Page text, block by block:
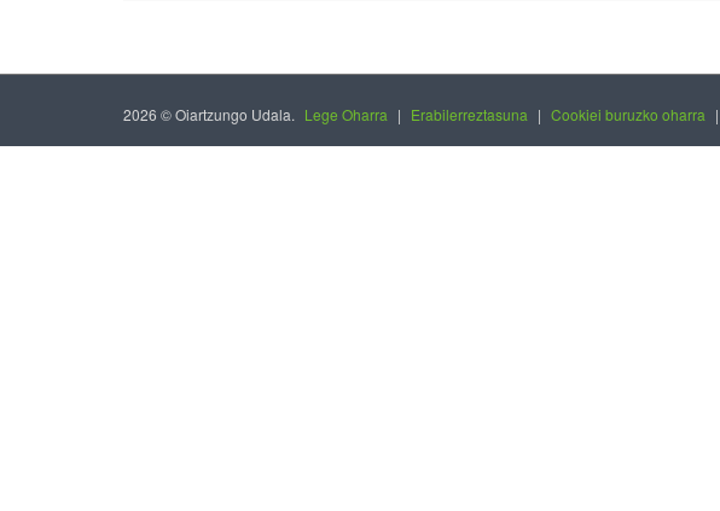
2026 © Oiartzungo Udala. Lege Oharra | Erabilerreztasuna | Cookiei buruzko oharra |